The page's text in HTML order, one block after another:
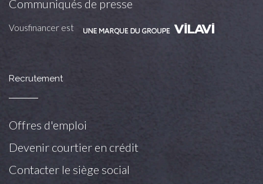
Communiqués de presse
Vousfinancer est
Recrutement
Offres d'emploi
Devenir courtier en crédit
Contacter le siège social